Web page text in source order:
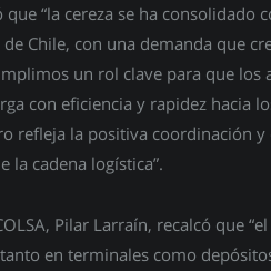
que “la cereza se ha
Chile, con una demanda que
un rol clave para que
con eficiencia y rapidez hacia
refleja la positiva coordinación
la cadena logística”.
Pilar Larraín, recalcó que
en terminales como